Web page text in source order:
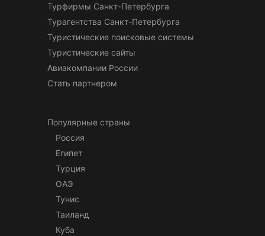
Турфирмы Санкт-Петербурга
Турагентства Санкт-Петербурга
Туристические поисковые системы
Туристические сайты
Авиакомпании России
Стать партнером
Популярные страны
Россия
Египет
Турция
ОАЭ
Тунис
Таиланд
Куба